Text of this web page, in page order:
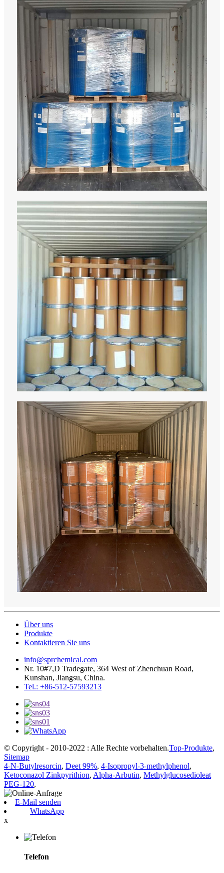
Über uns
Produkte
Kontaktieren Sie uns
info@sprchemical.com
Nr. 10#7,D Tradegate, 364 West of Zhenchuan Road,
Kunshan, Jiangsu, China.
Tel.: +86-512-57593213
© Copyright - 2010-2022 : Alle Rechte vorbehalten.Top-Produkte,
Sitemap
4-N-Butylresorcin, Deet 99%, 4-Isopropyl-3-methylphenol,
Ketoconazol Zinkpyrithion, Alpha-Arbutin, Methylglucosedioleat
PEG-120,
E-Mail senden
WhatsApp
x
Telefon